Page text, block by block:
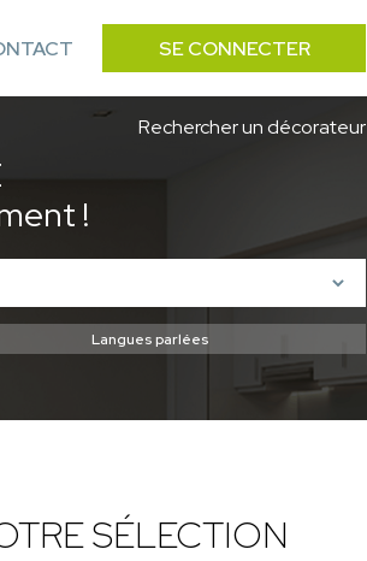
SE CONNECTER
Rechercher un décorateur
!
SÉLECTION